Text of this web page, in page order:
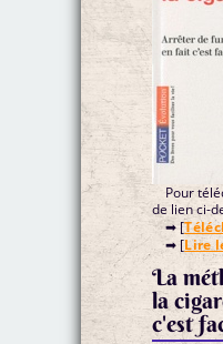
Pour
de lien ci-
➡ [
➡ [Lire
La
la cigarette - Arrêter
c'est